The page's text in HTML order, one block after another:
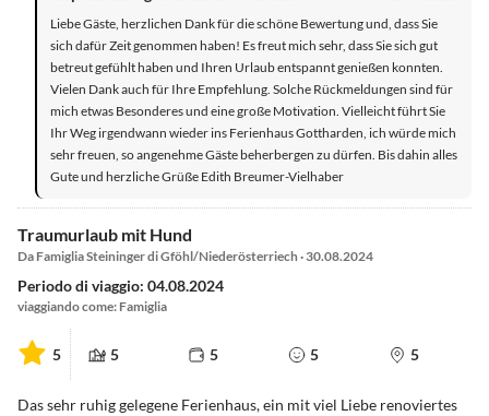
Liebe Gäste, herzlichen Dank für die schöne Bewertung und, dass Sie
sich dafür Zeit genommen haben! Es freut mich sehr, dass Sie sich gut
betreut gefühlt haben und Ihren Urlaub entspannt genießen konnten.
Vielen Dank auch für Ihre Empfehlung. Solche Rückmeldungen sind für
mich etwas Besonderes und eine große Motivation. Vielleicht führt Sie
Ihr Weg irgendwann wieder ins Ferienhaus Gottharden, ich würde mich
sehr freuen, so angenehme Gäste beherbergen zu dürfen. Bis dahin alles
Gute und herzliche Grüße Edith Breumer-Vielhaber
Traumurlaub mit Hund
Da Famiglia Steininger di Gföhl/Niederösterriech · 30.08.2024
Periodo di viaggio: 04.08.2024
viaggiando come: Famiglia
5 5 5 5 5
Das sehr ruhig gelegene Ferienhaus, ein mit viel Liebe renoviertes